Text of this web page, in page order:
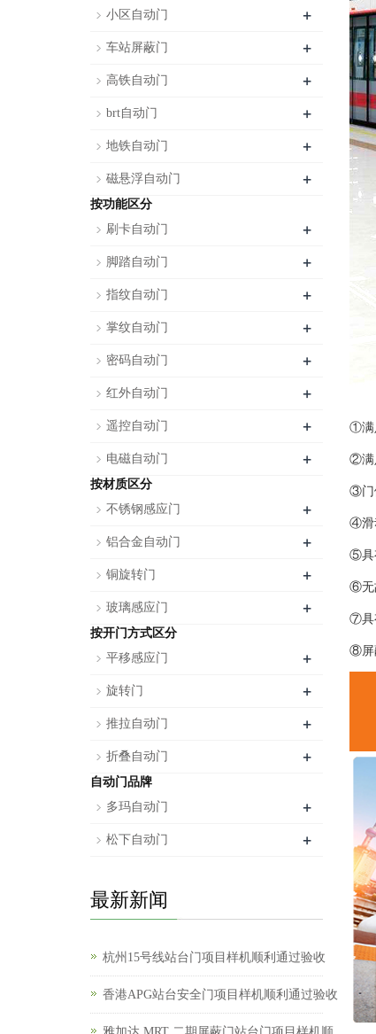
①满
②满
③门
④滑
⑤具
⑥无
⑦具
⑧屏
小区自动门 +
车站屏蔽门 +
高铁自动门 +
brt自动门 +
地铁自动门 +
磁悬浮自动门 +
按功能区分
刷卡自动门
+
脚踏自动门 +
指纹自动门 +
掌纹自动门 +
密码自动门 +
红外自动门 +
遥控自动门 +
电磁自动门 +
按材质区分
不锈钢感应门
+
铝合金自动门 +
铜旋转门 +
玻璃感应门 +
按开门方式区分
平移感应门
+
旋转门 +
推拉自动门 +
折叠自动门 +
自动门品牌
多玛自动门
+
松下自动门 +
最新新闻
杭州15号线站台门项目样机顺利通过验收
香港APG站台安全门项目样机顺利通过验收